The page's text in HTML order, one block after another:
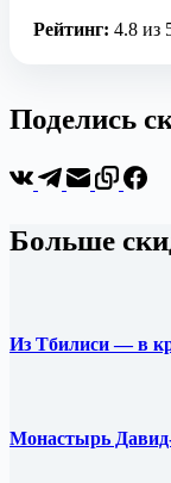
Рейтинг: 4.8 из
Поделись
Больше
Из Тбилиси — в
Монастырь